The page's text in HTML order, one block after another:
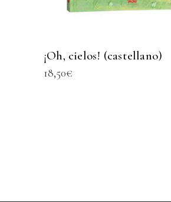
¡Oh, cielos! (castellano)
18,50€